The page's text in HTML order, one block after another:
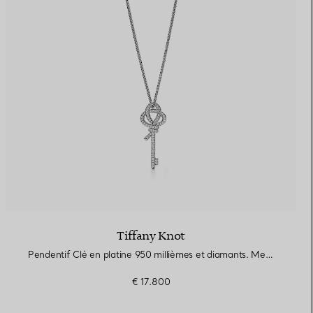
Tiffany Knot
Pendentif Clé en platine 950 millièmes et diamants. Medium.
€ 17.800